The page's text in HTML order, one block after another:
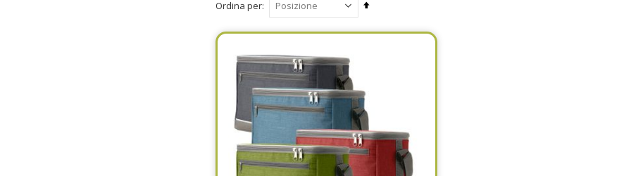
Ordina per
Set